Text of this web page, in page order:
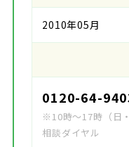
2010年05月
0120-64-
※10時～17時（日
相談ダイヤル